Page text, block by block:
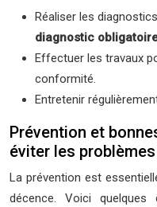
Réaliser les
diagnostic
Effectuer les travaux
conformité.
Entretenir
Prévention et
éviter les
La prévention est
décence. Voici